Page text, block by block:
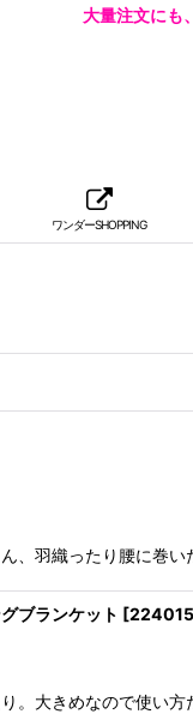
大量注文にも
ワンダーSHOPPING
、羽織ったり腰に巻
ブランケット [
。大きめなので使い